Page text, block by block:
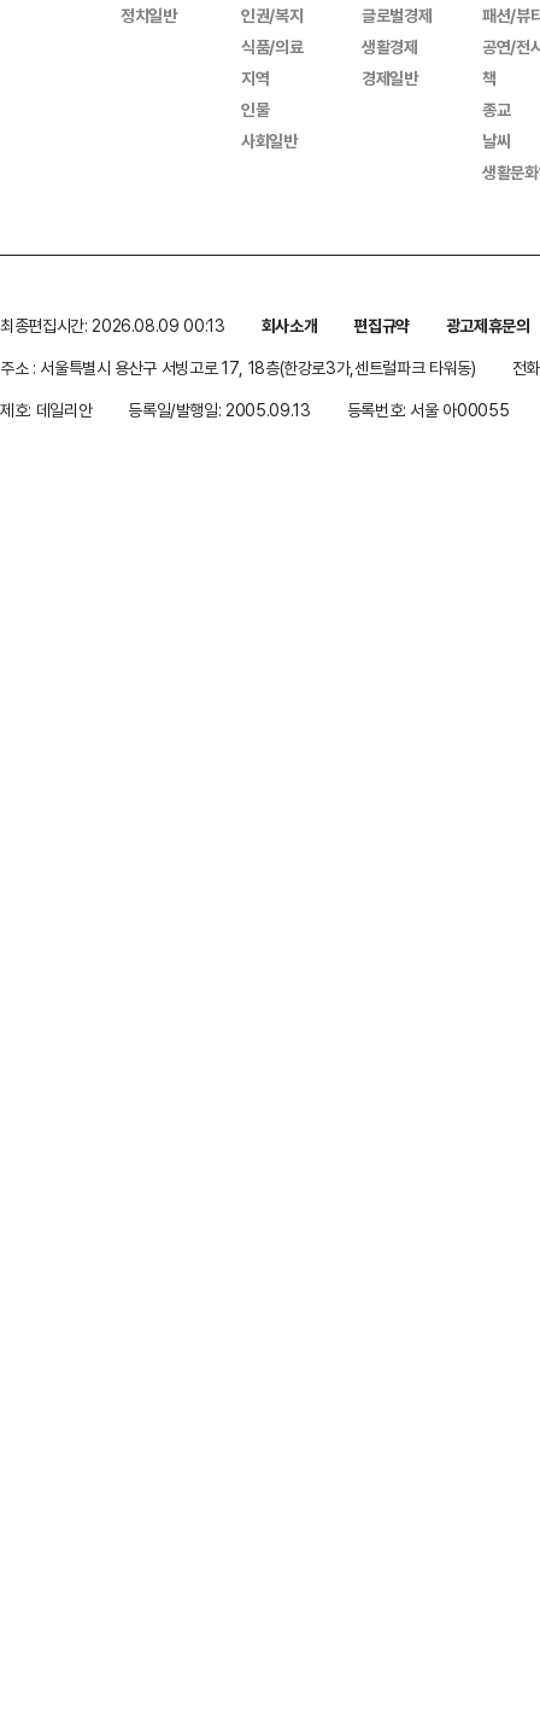
정치일반
인권/복지
식품/의료
지역
인물
사회일반
글로벌경제
생활경제
경제일반
패션/뷰
공연/전
책
종교
날씨
생활문
최종편집시간: 2026.08.09 00:13 회사소개 편집규약
광고제휴문의
주소 : 서울특별시 용산구 서빙고로 17, 18층(한강로3가,센트럴파크 타워동)
전
제호: 데일리안
등록일/발행일: 2005.09.13 등록번호: 서울 아00055